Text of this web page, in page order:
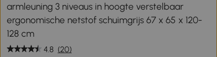
armleuning 3 niveaus in hoogte verstelbaar
ergonomische netstof schuimgrijs 67 x 65 x 120-
128 cm
4.8 (20)